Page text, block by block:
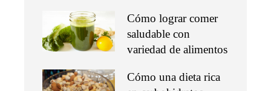
Cómo lograr comer
saludable con
variedad de alimentos
Cómo una dieta rica